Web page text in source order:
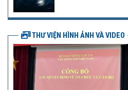
THƯ VIỆN HÌNH ẢNH VÀ VIDEO